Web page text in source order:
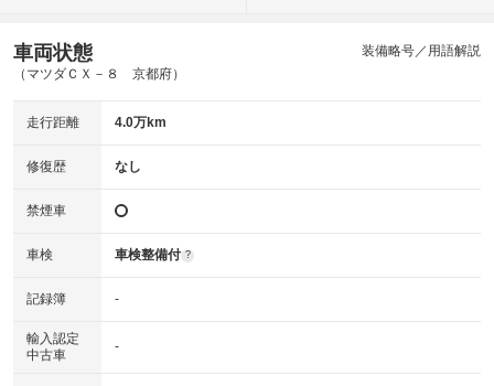
車両状態
（マツダＣＸ－８ 京都府）
装備略号／用語解説
走行距離 4.0万km
修復歴 なし
禁煙車
車検 車検整備付 ?
記録簿 -
輸入認定
中古車
-